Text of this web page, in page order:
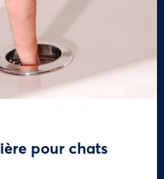
pour chats